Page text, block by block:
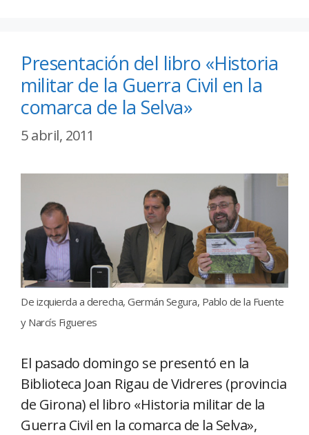
Presentación del libro «Historia
militar de la Guerra Civil en la
comarca de la Selva»
5 abril, 2011
De izquierda a derecha, Germán Segura, Pablo de la Fuente
y Narcís Figueres
El pasado domingo se presentó en la
Biblioteca Joan Rigau de Vidreres (provincia
de Girona) el libro «Historia militar de la
Guerra Civil en la comarca de la Selva»,